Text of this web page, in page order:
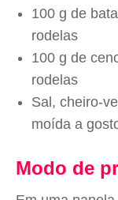
100 g de
rodelas
100 g de
rodelas
Sal, cheiro-
moída a
Modo de